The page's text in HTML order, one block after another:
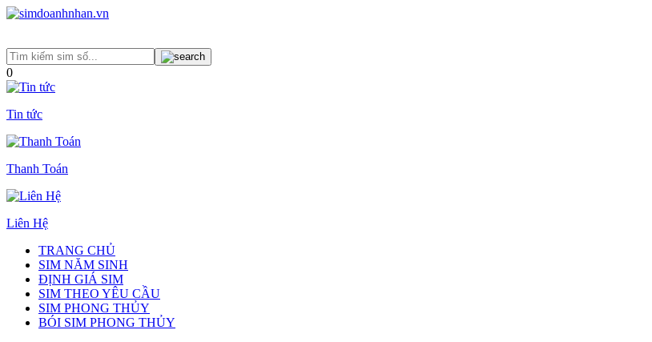
0
Tin tức
Thanh Toán
Liên Hệ
TRANG CHỦ
SIM NĂM SINH
ĐỊNH GIÁ SIM
SIM THEO YÊU CẦU
SIM PHONG THỦY
BÓI SIM PHONG THỦY